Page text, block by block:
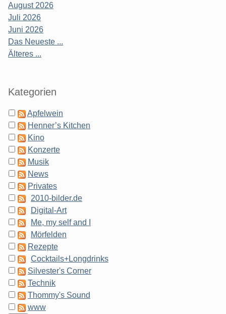
August 2026
Juli 2026
Juni 2026
Das Neueste ...
Älteres ...
Kategorien
Apfelwein
Henner’s Kitchen
Kino
Konzerte
Musik
News
Privates
2010-bilder.de
Digital-Art
Me, my self and I
Mörfelden
Rezepte
Cocktails+Longdrinks
Silvester's Corner
Technik
Thommy's Sound
www